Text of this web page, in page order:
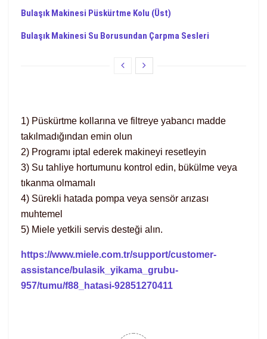
Bulaşık Makinesi Püskürtme Kolu (Üst)
Bulaşık Makinesi Su Borusundan Çarpma Sesleri
1) Püskürtme kollarına ve filtreye yabancı madde
takılmadığından emin olun
2) Programı iptal ederek makineyi resetleyin
3) Su tahliye hortumunu kontrol edin, bükülme veya
tıkanma olmamalı
4) Sürekli hatada pompa veya sensör arızası
muhtemel
5) Miele yetkili servis desteği alın.
https://www.miele.com.tr/support/customer-
assistance/bulasik_yikama_grubu-
957/tumu/f88_hatasi-92851270411